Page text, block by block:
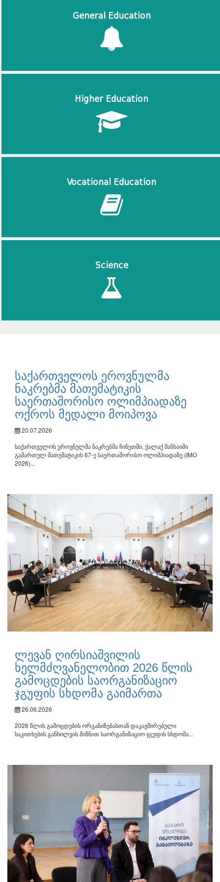
General Education
Higher Education
Vocational Education
Science
საქართველოს ეროვნულმა
ნაკრებმა მათემატიკის
საერთაშორისო ოლიმპიადაზე
ოქროს მედალი მოიპოვა
20.07.2026
საქართველოს ეროვნულმა ნაკრებმა ჩინეთში, ქალაქ შანხაიში
გამართულ მათემატიკის 67-ე საერთაშორისო ოლიმპიადაზე (IMO
2026)...
ლევან ღირსიაშვილის
ხელმძღვანელობით 2026 წლის
გამოცდების საორგანიზაციო
ჯგუფის სხდომა გაიმართა
26.06.2026
2026 წლის გამოცდების ორგანიზებასთან დაკავშირებული
საკითხების განხილვის მიზნით საორგანიზაციო ჯგუფის სხდომა...